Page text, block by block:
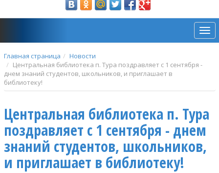
Главная страница
Новости
Центральная библиотека п. Тура поздравляет с 1 сентября -
днем знаний студентов, школьников, и приглашает в
библиотеку!
Центральная библиотека п. Тура
поздравляет с 1 сентября - днем
знаний студентов, школьников,
и приглашает в библиотеку!